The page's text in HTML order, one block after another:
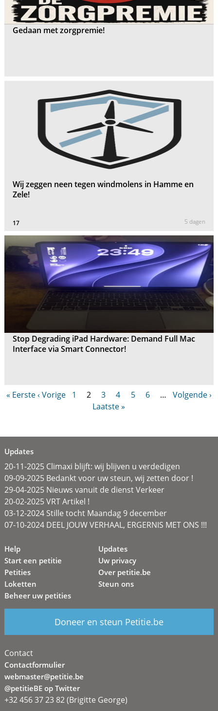
Gedaan met zorgpremie!
Wij zeggen neen tegen windmolens in Hamme en
Zele!
17 5 dagen
Stop Degrading iPad Hardware: Demand Full Mac
Interface via Smart Connector!
« Eerste‹ Vorige 1 2 3 4 5 6 …
Volgende ›
Laatste »
Updates
20-11-2025 Climaxi blijft: wij blijven u verdedigen
09-09-2025 Bedankt voor uw steun, wij zetten door !
29-04-2025 Nieuws vanuit de dienst Verkeer
20-02-2025 VRT Artikel !
03-12-2024 Stille tocht Maandag 9 december
07-10-2024 DEEL JOUW VERHAAL, ERGERNIS MET ONS !!!
Help
Start een petitie
Petities
Loketten
Beheer uw petities
Updates
Uw privacy
Over petitie.be
Steun ons
Doneer en steun Petitie.be
Contact
Contactformulier
webmaster@petitie.be
@petitieBE op Twitter
+32 456 37 23 82 (Brigitte George)